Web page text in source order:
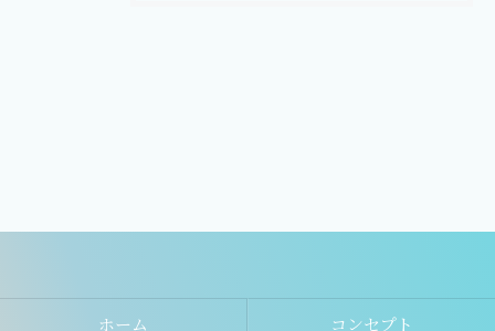
ホーム コンセプト